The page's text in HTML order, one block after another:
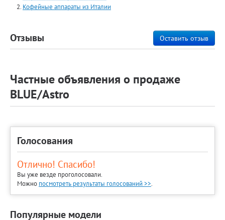
Кофейные аппараты из Италии
Оставить отзыв
Отзывы
Частные объявления о продаже
BLUE/Astro
Голосования
Отлично! Спасибо!
Вы уже везде проголосовали.
Можно посмотреть результаты голосований >>.
Популярные модели